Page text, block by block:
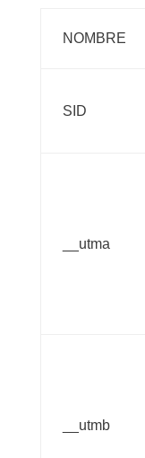
NOMBRE
SID
__utma
__utmb